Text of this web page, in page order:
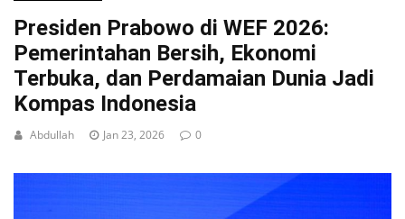
Presiden Prabowo di WEF 2026:
Pemerintahan Bersih, Ekonomi
Terbuka, dan Perdamaian Dunia Jadi
Kompas Indonesia
Abdullah Jan 23, 2026 0